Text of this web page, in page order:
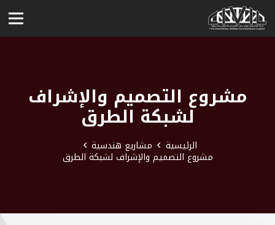
مشروع التصميم والإشراف
لشبكة الطرق
الرئيسية مشاريع هندسية
مشروع التصميم والإشراف لشبكة الطرق